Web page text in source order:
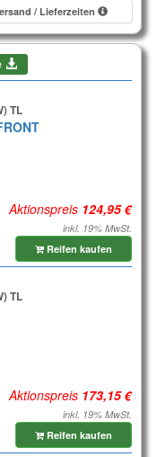
/ Lieferzeiten
TL
Aktionspreis
inkl. 19% MwSt.
Reifen kaufen
TL
Aktionspreis
inkl. 19% MwSt.
Reifen kaufen